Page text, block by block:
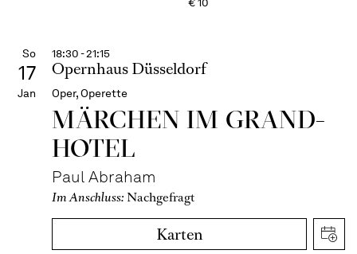
So
17
Jan
18:30 - 21:15
Opernhaus Düsseldorf
Oper, Operette
MÄRCHEN IM GRAND-
HOTEL
Paul Abraham
Im Anschluss:Nachgefragt
Karten